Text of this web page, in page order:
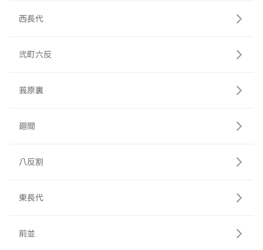
西長代
弐町六反
莪原裏
廻間
八反割
東長代
前並